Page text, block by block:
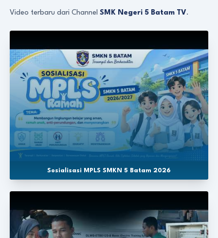
Video terbaru dari Channel SMK Negeri 5 Batam TV.
Sosialisasi MPLS SMKN 5 Batam 2026